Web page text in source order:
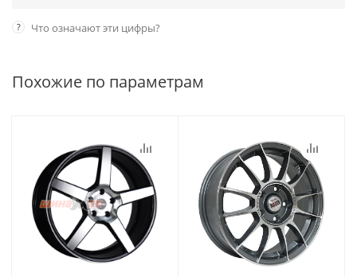
? Что означают эти цифры?
Похожие по параметрам